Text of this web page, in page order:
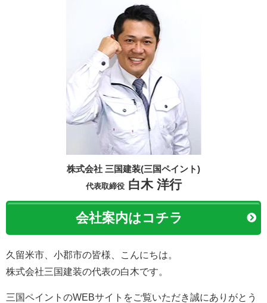
株式会社 三国建装(三国ペイント)
代表取締役白木 洋行
会社案内はコチラ
久留米市、小郡市の皆様、こんにちは。
株式会社三国建装の代表の白木です。
三国ペイントのWEBサイトをご覧いただき誠にありがとう